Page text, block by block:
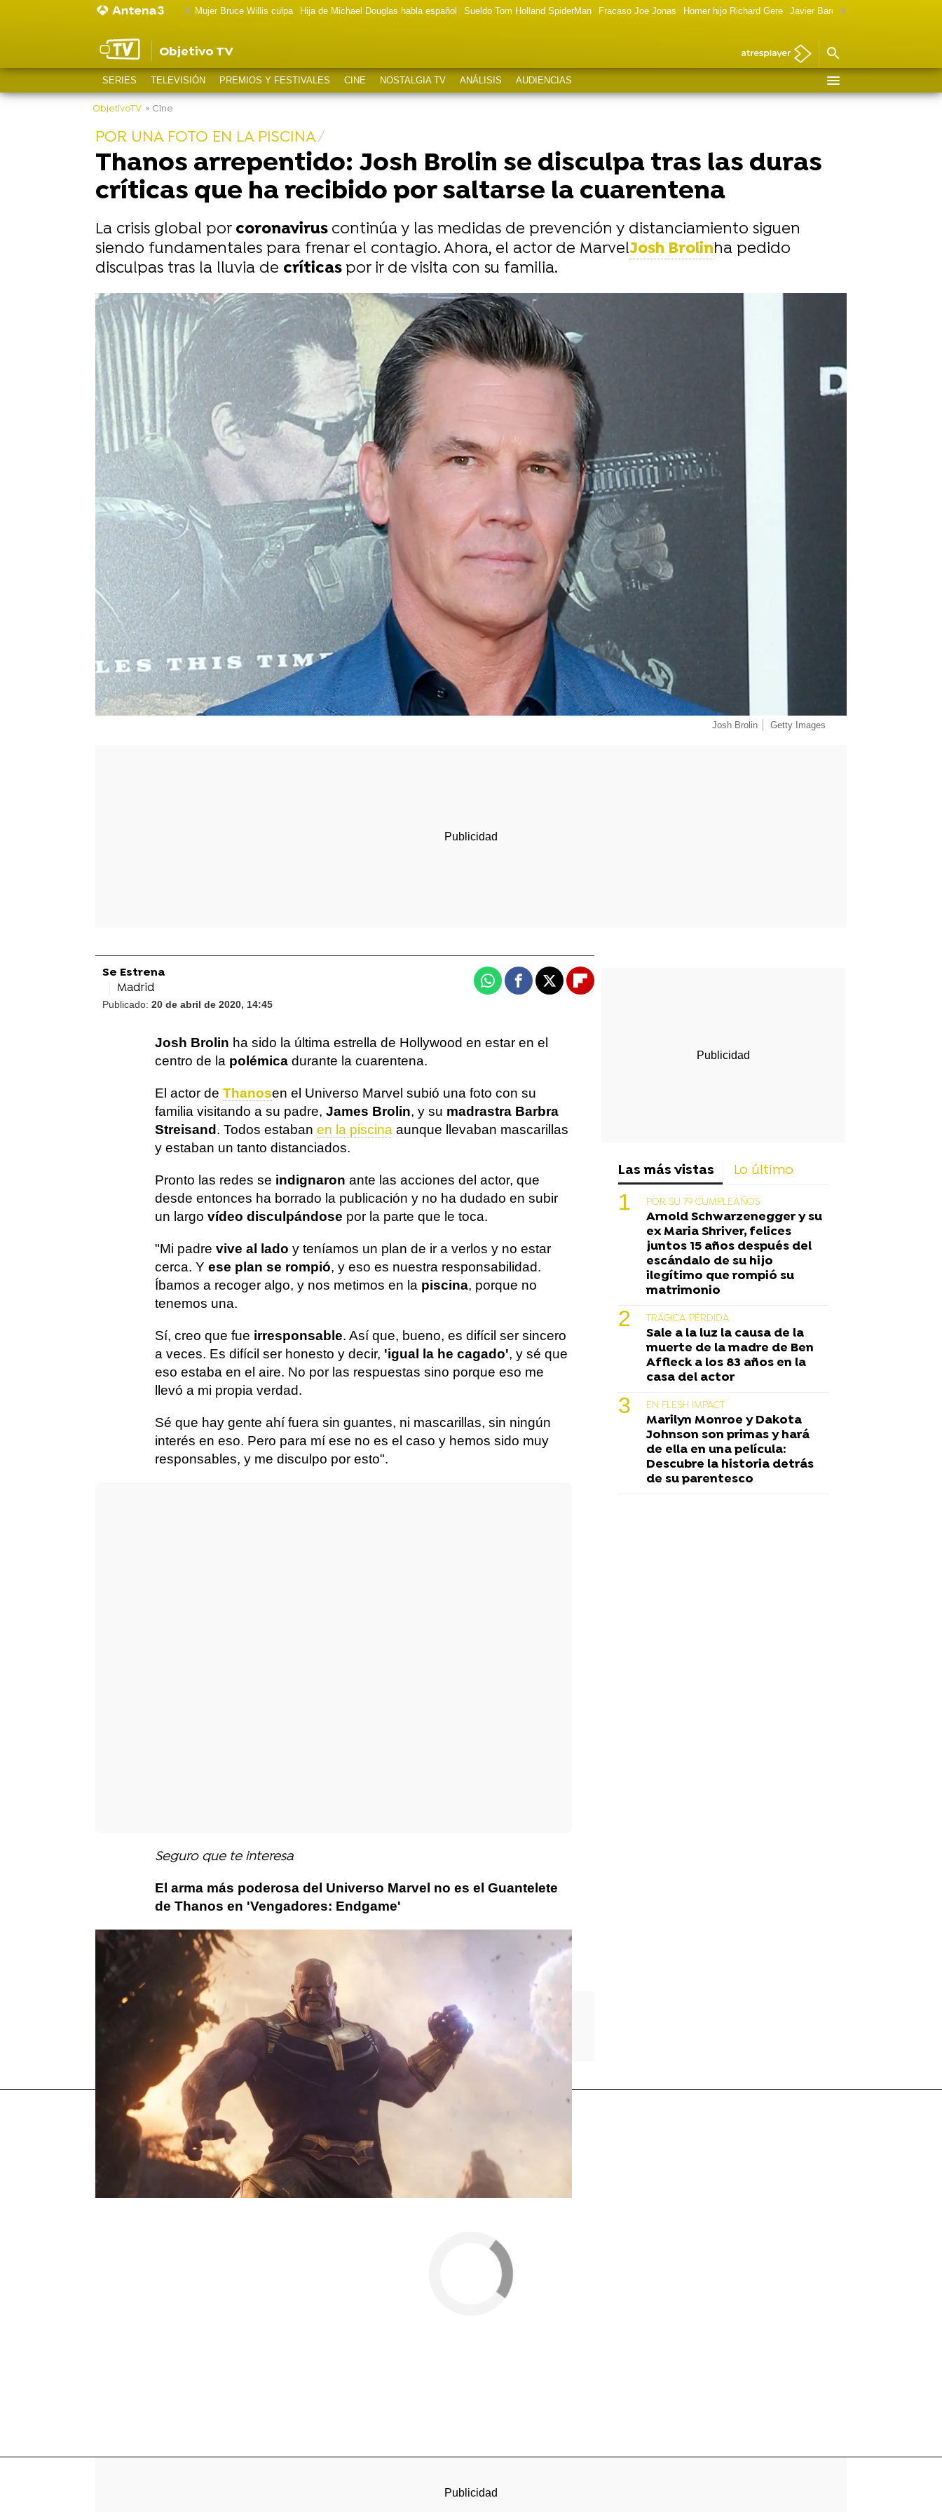
Mujer Bruce Willis culpa Hija de Michael Douglas habla español Sueldo Tom Holland SpiderMan Fracaso Joe Jonas Homer hijo Richard Gere Javier Bardem política
Objetivo TV
SERIES TELEVISIÓN PREMIOS Y FESTIVALES CINE NOSTALGIA TV ANÁLISIS AUDIENCIAS
ObjetivoTV » Cine
POR UNA FOTO EN LA PISCINA
Thanos arrepentido: Josh Brolin se disculpa tras las duras
críticas que ha recibido por saltarse la cuarentena
La crisis global por coronavirus continúa y las medidas de prevención y distanciamiento siguen
siendo fundamentales para frenar el contagio. Ahora, el actor de MarvelJosh Brolinha pedido
disculpas tras la lluvia de críticaspor ir de visita con su familia.
-
Josh Brolin Getty Images
Se Estrena
Madrid
Publicado: 20 de abril de 2020, 14:45
WhatsappFacebook
X Flipboard
Josh Brolin ha sido la última estrella de Hollywood en estar en el
centro de la polémica durante la cuarentena.
El actor de Thanosen el Universo Marvel subió una foto con su
familia visitando a su padre, James Brolin, y su madrastra Barbra
Streisand . Todos estaban en la piscina aunque llevaban mascarillas
y estaban un tanto distanciados.
Pronto las redes se indignaron ante las acciones del actor, que
desde entonces ha borrado la publicación y no ha dudado en subir
un largo vídeo disculpándose por la parte que le toca.
"Mi padre vive al lado y teníamos un plan de ir a verlos y no estar
cerca. Y ese plan se rompió, y eso es nuestra responsabilidad.
Íbamos a recoger algo, y nos metimos en la piscina, porque no
tenemos una.
Sí, creo que fue irresponsable. Así que, bueno, es difícil ser sincero
a veces. Es difícil ser honesto y decir, 'igual la he cagado', y sé que
eso estaba en el aire. No por las respuestas sino porque eso me
llevó a mi propia verdad.
Sé que hay gente ahí fuera sin guantes, ni mascarillas, sin ningún
interés en eso. Pero para mí ese no es el caso y hemos sido muy
responsables, y me disculpo por esto".
Seguro que te interesa
El arma más poderosa del Universo Marvel no es el Guantelete
de Thanos en 'Vengadores: Endgame'
COVID-19 marvel
Las más vistas Lo último
POR SU 79 CUMPLEAÑOS
Arnold Schwarzenegger y su
ex Maria Shriver, felices
juntos 15 años después del
escándalo de su hijo
ilegítimo que rompió su
matrimonio
TRÁGICA PÉRDIDA
Sale a la luz la causa de la
muerte de la madre de Ben
Affleck a los 83 años en la
casa del actor
EN FLESH IMPACT
Marilyn Monroe y Dakota
Johnson son primas y hará
de ella en una película:
Descubre la historia detrás
de su parentesco